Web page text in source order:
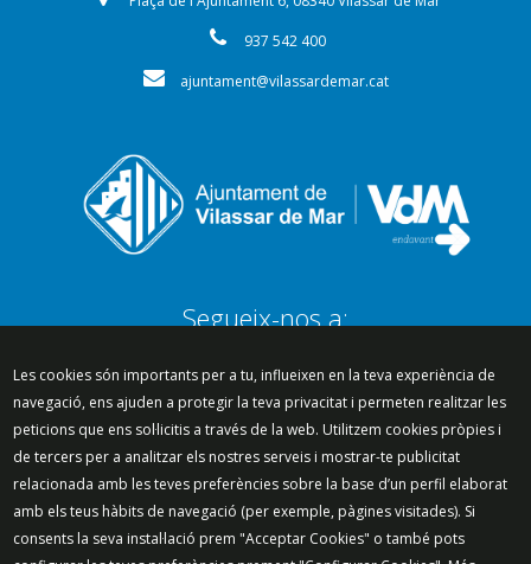
937 542 400
ajuntament@vilassardemar.cat
Segueix-nos a:
Mapa del lloc
Política de Privacitat
Política de cookies
Protecció de dades
Les cookies són importants per a tu, influeixen en la teva experiència de
navegació, ens ajuden a protegir la teva privacitat i permeten realitzar les
peticions que ens sol·licitis a través de la web. Utilitzem cookies pròpies i
de tercers per a analitzar els nostres serveis i mostrar-te publicitat
relacionada amb les teves preferències sobre la base d’un perfil elaborat
amb els teus hàbits de navegació (per exemple, pàgines visitades). Si
consents la seva instal·lació prem "Acceptar Cookies" o també pots